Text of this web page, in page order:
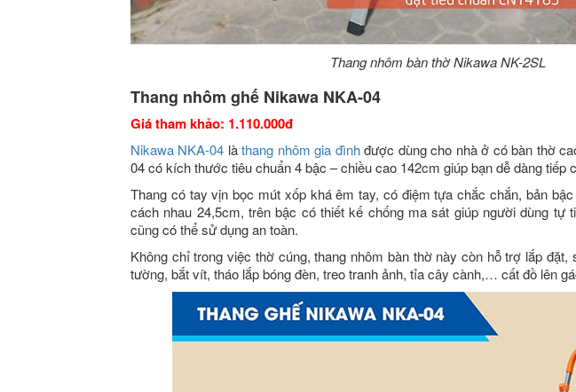
Thang nhôm bàn thờ Nikawa NK-2SL
Thang nhôm ghế Nikawa NKA-04
Giá tham khảo: 1.110.000đ
Nikawa NKA-04 làthang nhôm gia đìnhđược dùng cho nhà ở có bàn thờ
04 có kích thước tiêu chuẩn 4 bậc – chiều cao 142cm giúp bạn dễ dàng tiếp
Thang có tay vịn bọc mút xốp khá êm tay, có điệm tựa chắc chắn, bản
cách nhau 24,5cm, trên bậc có thiết kế chống ma sát giúp người dùng tự
cũng có thể sử dụng an toàn.
Không chỉ trong việc thờ cúng, thang nhôm bàn thờ này còn hỗ trợ lắp
tường, bắt vít, tháo lắp bóng đèn, treo tranh ảnh, tỉa cây cành,… cất đồ lên